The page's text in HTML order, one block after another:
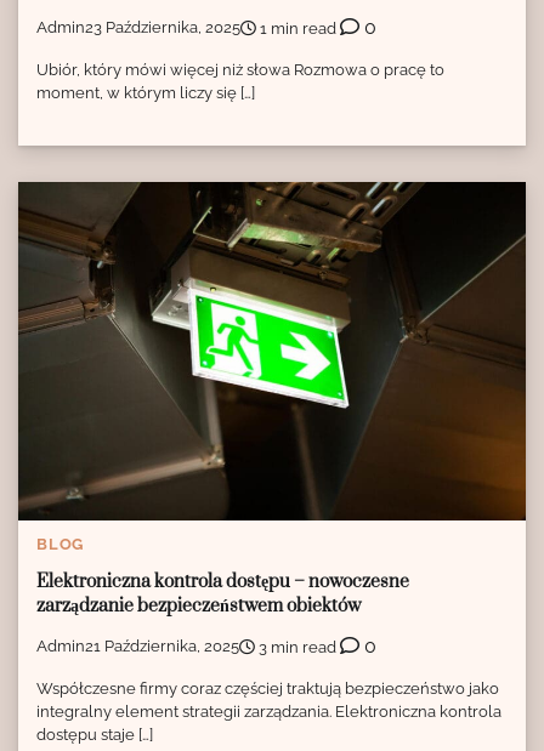
Admin23 Października, 2025 1 min read 0
Ubiór, który mówi więcej niż słowa Rozmowa o pracę to
moment, w którym liczy się […]
BLOG
Elektroniczna kontrola dostępu – nowoczesne
zarządzanie bezpieczeństwem obiektów
Admin21 Października, 2025 3 min read 0
Współczesne firmy coraz częściej traktują bezpieczeństwo jako
integralny element strategii zarządzania. Elektroniczna kontrola
dostępu staje […]